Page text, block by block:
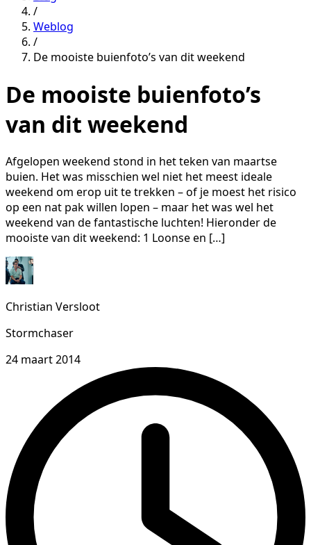
/
Weblog
/
De mooiste buienfoto’s van dit weekend
De mooiste buienfoto’s
van dit weekend
Afgelopen weekend stond in het teken van maartse
buien. Het was misschien wel niet het meest ideale
weekend om erop uit te trekken – of je moest het risico
op een nat pak willen lopen – maar het was wel het
weekend van de fantastische luchten! Hieronder de
mooiste van dit weekend: 1 Loonse en […]
Christian Versloot
Stormchaser
24 maart 2014